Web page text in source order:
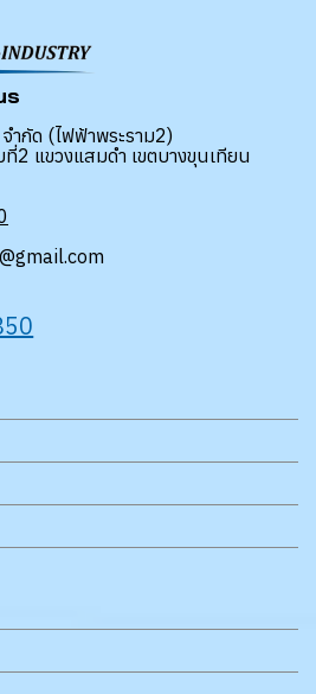
ำกัด (ไฟฟ้าพระราม2)
แขวงแสมดำ เขตบางขุนเทียน